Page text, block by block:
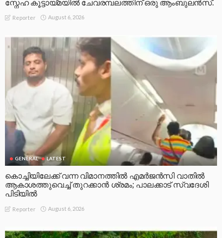
സ്നേഹ കൂട്ടായ്മയിൽ ചേവരമ്പലത്തിന് ഒരു ആംബുലൻസ്.
Reporter August 6, 2026
GENERAL LATEST
കൊച്ചിയിലേക്ക് വന്ന വിമാനത്തിൽ എമർജൻസി വാതിൽ
ആകാശത്തുവെച്ച് തുറക്കാൻ ശ്രമം; പാലക്കാട് സ്വദേശി
പിടിയിൽ
Reporter August 6, 2026